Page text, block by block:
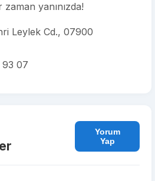
zaman yanınızda!
Leylek Cd., 07900
93 07
Yorum
Yap